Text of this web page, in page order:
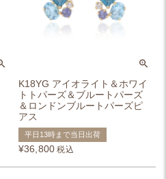
K18YG アイオライト＆ホワイ
トトパーズ＆ブルートパーズ
＆ロンドンブルートパーズピ
アス
平日13時まで当日出荷
¥36,800 税込